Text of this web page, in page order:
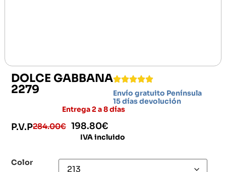
DOLCE GABBANA
2279
Envío gratuito Península
15 días devolución
Entrega 2 a 8 días
P.V.P284.00€ 198.80€
IVA incluido
Color